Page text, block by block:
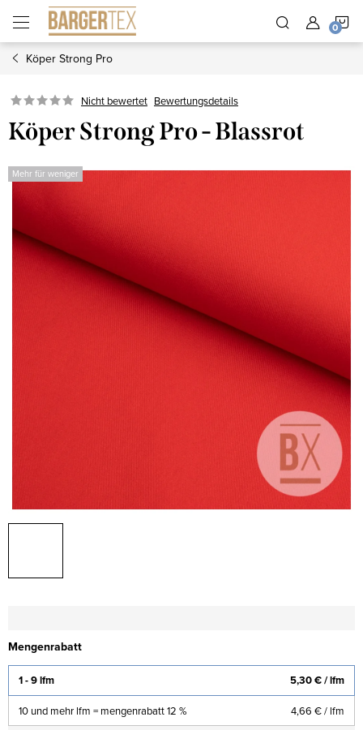
Inhalt
springen
Köper Strong Pro
Nicht bewertet Bewertungsdetails
Köper Strong Pro - Blassrot
Mehr für weniger
Mengenrabatt
1 - 9 lfm 5,30 €/ lfm
10 und mehr lfm = mengenrabatt 12 % 4,66 €/ lfm